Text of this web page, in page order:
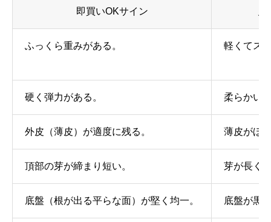
即買いOKサイン
ふっくら重みがある。 軽くてス
硬く弾力がある。 柔らかい
外皮（薄皮）が適度に残る。 薄皮がほ
頂部の芽が締まり短い。 芽が長く
底盤（根が出る平らな面）が堅く均一。 底盤が黒